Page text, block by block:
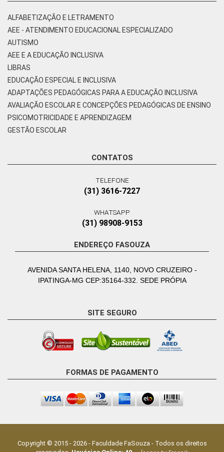
ALFABETIZAÇÃO E LETRAMENTO
AEE - ATENDIMENTO EDUCACIONAL ESPECIALIZADO
AUTISMO
AEE E A EDUCAÇÃO INCLUSIVA
LIBRAS
EDUCAÇÃO ESPECIAL E INCLUSIVA
ADAPTAÇÕES PEDAGÓGICAS PARA A EDUCAÇÃO INCLUSIVA
AVALIAÇÃO ESCOLAR E CONCEPÇÕES PEDAGÓGICAS DE ENSINO
PSICOMOTRICIDADE E APRENDIZAGEM
GESTÃO ESCOLAR
CONTATOS
TELEFONE
(31) 3616-7227
WHATSAPP
(31) 98908-9153
ENDEREÇO FASOUZA
AVENIDA SANTA HELENA, 1140, NOVO CRUZEIRO -
IPATINGA-MG CEP:35164-332. SEDE PRÓPIA
SITE SEGURO
FORMAS DE PAGAMENTO
Copyright © 2015 - 2026- Faculdade FaSouza - Todos os direitos